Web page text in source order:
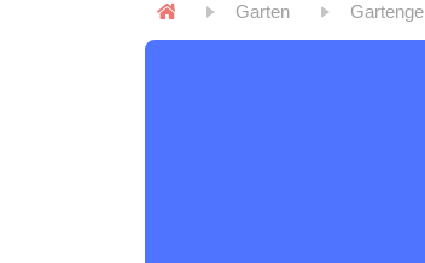
Garten